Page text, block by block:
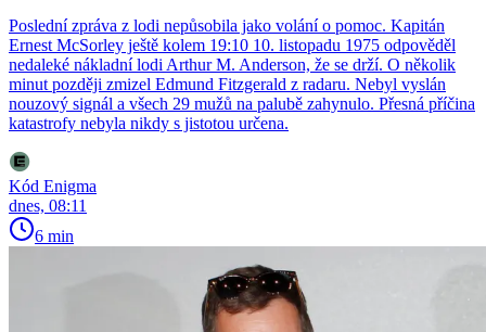
Poslední zpráva z lodi nepůsobila jako volání o pomoc. Kapitán
Ernest McSorley ještě kolem 19:10 10. listopadu 1975 odpověděl
nedaleké nákladní lodi Arthur M. Anderson, že se drží. O několik
minut později zmizel Edmund Fitzgerald z radaru. Nebyl vyslán
nouzový signál a všech 29 mužů na palubě zahynulo. Přesná příčina
katastrofy nebyla nikdy s jistotou určena.
Kód Enigma
dnes, 08:11
6 min